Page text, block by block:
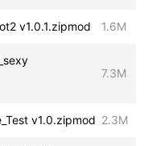
v1.0.1.zipmod 1.6M
7.3M
v1.0.zipmod 2.3M